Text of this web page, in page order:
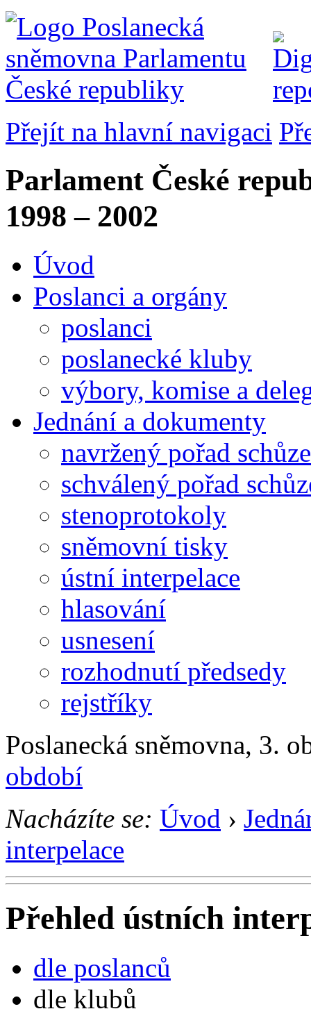
Přejít na hlavní navigaci
Parlament České
1998 – 2002
Úvod
Poslanci a orgány
poslanci
poslanecké kluby
výbory, komise a
Jednání a dokumenty
navržený pořad schůze
schválený pořad
stenoprotokoly
sněmovní tisky
ústní interpelace
hlasování
usnesení
rozhodnutí předsedy
rejstříky
Poslanecká sněmovna, 3.
období
Nacházíte se: Úvod ›
interpelace
Přehled ústních
dle poslanců
dle klubů